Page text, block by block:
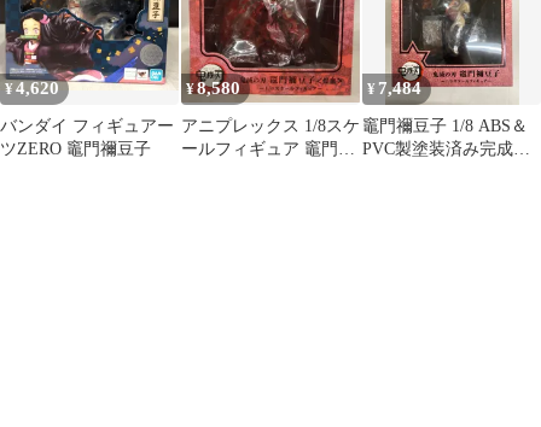
¥4,620
バンダイ フィギュアー
ツZERO 竈門禰豆子
¥8,580
アニプレックス 1/8スケ
ールフィギュア 竈門禰
¥ 7,484
竈門禰豆子 1/8 ABS＆
PVC製塗装済み完成品